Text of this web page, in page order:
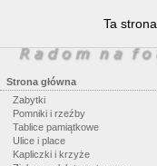
Strona główna
Zabytki
Pomniki i rzeźby
Tablice pamiątkowe
Ulice i place
Kapliczki i krzyże
Ta